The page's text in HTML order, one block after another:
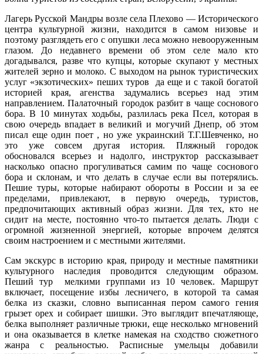
Лагерь Русской Мандры возле села Плехово — Исторического
центра культурной жизни, находится в самом низовье и
поэтому разглядеть его с опушки леса можно невооруженным
глазом. До недавнего времени об этом селе мало кто
догадывался, разве что купцы, которые скупают у местных
жителей зерно и молоко. С выходом на рынок туристических
услуг «экзотических» пеших туров да еще и с такой богатой
историей края, агенства задумались всерьез над этим
направлением. Палаточный городок разбит в чаще соснового
бора. В 10 минутах ходьбы, разлилась река Псел, которая в
свою очередь впадает в великий и могучий Днепр, об этом
писал еще один поет , но уже украинский Т.Г.Шевченко, но
это уже совсем другая история. Пляжный городок
обосновался всерьез и надолго, инструктор рассказывает
насколько опасно прогуливаться самим по чаще соснового
бора и склонам, и что делать в случае если вы потерялись.
Пешие туры, которые набирают обороты в России и за ее
пределами, привлекают, в первую очередь, туристов,
предпочитающих активный образ жизни. Для тех, кто не
сидит на месте, постоянно что-то пытается делать. Люди с
огромной жизненной энергией, которые впрочем делятся
своим настроением и с местными жителями.
Сам экскурс в историю края, природу и местные памятники
культурного наследия проводится следующим образом.
Пеший тур мелкими группами из 10 человек. Маршрут
включает, посещение избы лесничего, в которой та самая
белка из сказки, словно выписанная пером самого гения
грызет орех и собирает шишки. Это выглядит впечатляюще,
белка выполняет различные трюки, еще несколько мгновений
и она оказывается в клетке намекая на сходство сюжетного
жанра с реальностью. Расписные умельцы добавили